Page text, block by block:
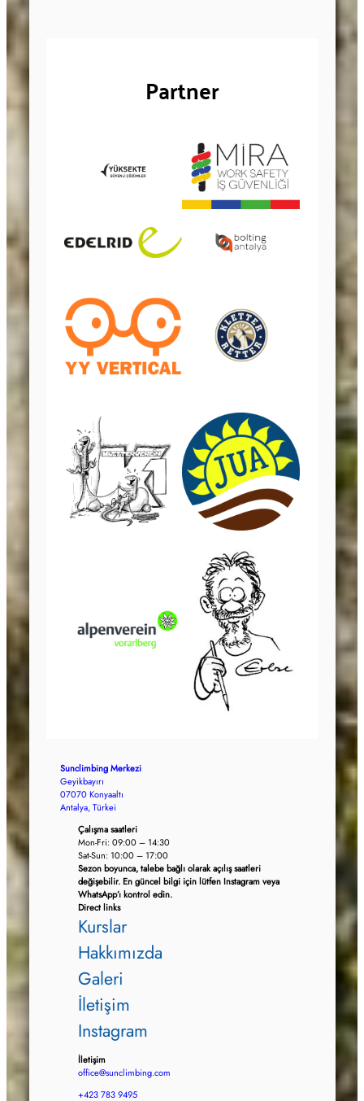
Partner
Sunclimbing Merkezi
Geyikbayırı
07070 Konyaaltı
Antalya, Türkei
Çalışma saatleri
Mon-Fri: 09:00 – 14:30
Sat-Sun: 10:00 – 17:00
Sezon boyunca, talebe bağlı olarak açılış saatleri
değişebilir. En güncel bilgi için lütfen Instagram veya
WhatsApp’ı kontrol edin.
Direct links
Kurslar
Hakkımızda
Galeri
İletişim
Instagram
İletişim
office@sunclimbing.com
+423 783 9495